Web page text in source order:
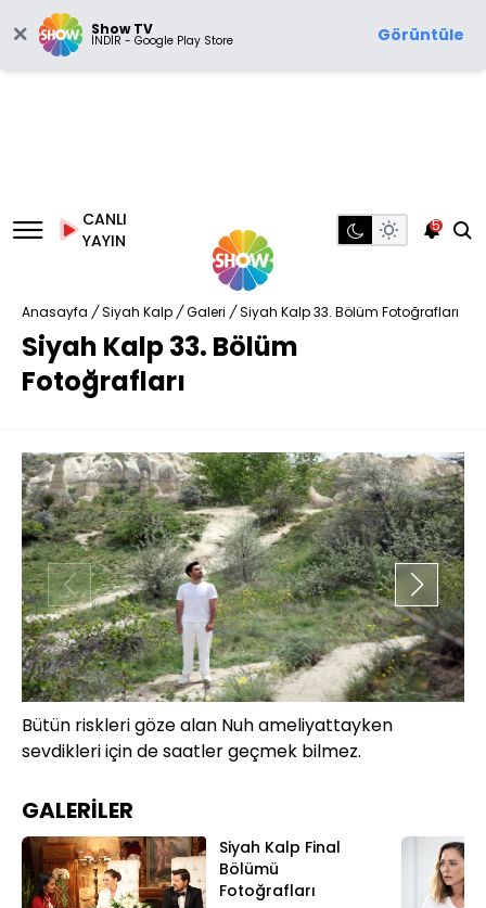
Show TV
İNDİR - Google Play Store Görüntüle
CANLI
YAYIN
5
Anasayfa / Siyah Kalp / Galeri / Siyah Kalp 33. Bölüm Fotoğrafları
Siyah Kalp 33. Bölüm
Fotoğrafları
Bütün riskleri göze alan Nuh ameliyattayken
sevdikleri için de saatler geçmek bilmez.
GALERİLER
Siyah Kalp Final
Bölümü
Fotoğrafları